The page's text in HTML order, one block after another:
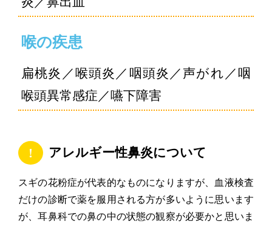
喉の疾患
扁桃炎／喉頭炎／咽頭炎／声がれ／咽
喉頭異常感症／嚥下障害
アレルギー性鼻炎について
スギの花粉症が代表的なものになりますが、血液検査
だけの診断で薬を服用される方が多いように思います
が、耳鼻科での鼻の中の状態の観察が必要かと思いま